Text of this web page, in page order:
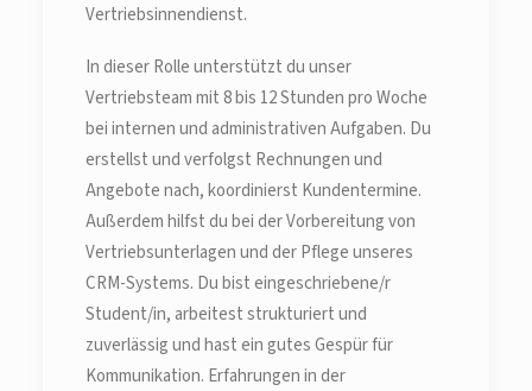
Vertriebsinnendienst.
In dieser Rolle unterstützt du unser
Vertriebsteam mit 8 bis 12 Stunden pro Woche
bei internen und administrativen Aufgaben. Du
erstellst und verfolgst Rechnungen und
Angebote nach, koordinierst Kundentermine.
Außerdem hilfst du bei der Vorbereitung von
Vertriebsunterlagen und der Pflege unseres
CRM-Systems. Du bist eingeschriebene/r
Student/in, arbeitest strukturiert und
zuverlässig und hast ein gutes Gespür für
Kommunikation. Erfahrungen in der